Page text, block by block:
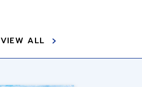
VIEW ALL